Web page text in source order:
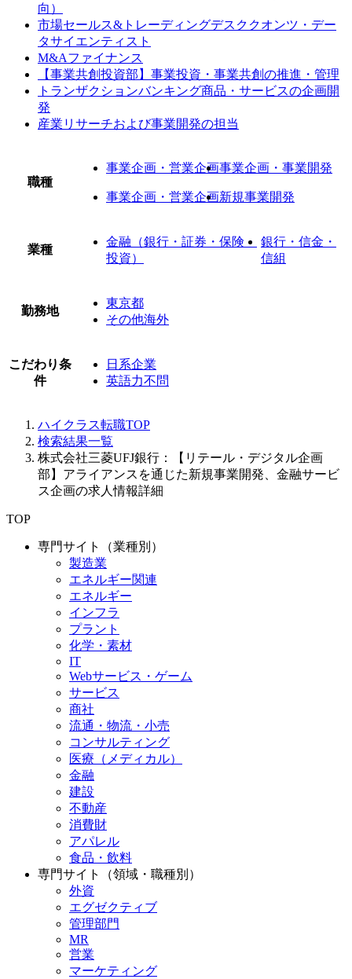
向）
市場セールス&トレーディングデスククオンツ・デー
タサイエンティスト
M&Aファイナンス
【事業共創投資部】事業投資・事業共創の推進・管理
トランザクションバンキング商品・サービスの企画開
発
産業リサーチおよび事業開発の担当
職種
事業企画・営業企画事業企画・事業開発
事業企画・営業企画新規事業開発
業種
金融（銀行・証券・保険・
投資）
銀行・信金・
信組
勤務地
東京都
その他海外
こだわり条
件
日系企業
英語力不問
ハイクラス転職TOP
検索結果一覧
株式会社三菱UFJ銀行：【リテール・デジタル企画
部】アライアンスを通じた新規事業開発、金融サービ
ス企画の求人情報詳細
TOP
専門サイト（業種別）
製造業
エネルギー関連
エネルギー
インフラ
プラント
化学・素材
IT
Webサービス・ゲーム
サービス
商社
流通・物流・小売
コンサルティング
医療（メディカル）
金融
建設
不動産
消費財
アパレル
食品・飲料
専門サイト（領域・職種別）
外資
エグゼクティブ
管理部門
MR
営業
マーケティング